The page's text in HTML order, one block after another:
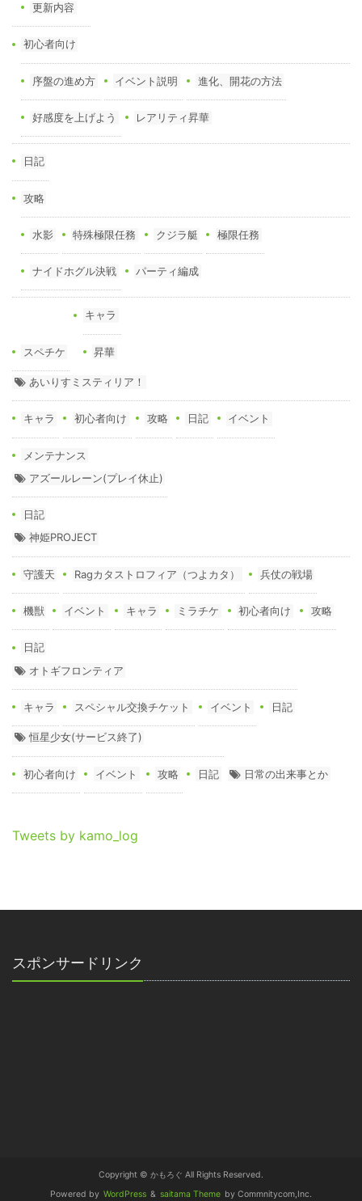
更新内容
初心者向け
序盤の進め方 イベント説明 進化、開花の方法
好感度を上げよう レアリティ昇華
日記
攻略
水影 特殊極限任務 クジラ艇 極限任務
ナイドホグル決戦 パーティ編成
スペチケ
キャラ
昇華
あいりすミスティリア！
キャラ 初心者向け 攻略 日記 イベント
メンテナンス
アズールレーン(プレイ休止)
日記
神姫PROJECT
守護天 Ragカタストロフィア（つよカタ） 兵仗の戦場
機獣 イベント キャラ ミラチケ 初心者向け 攻略
日記
オトギフロンティア
キャラ スペシャル交換チケット イベント 日記
恒星少女(サービス終了)
初心者向け イベント 攻略 日記 日常の出来事とか
Tweets by kamo_log
スポンサードリンク
Copyright © かもろぐ All Rights Reserved.
Powered by WordPress & saitama Theme by Commnitycom,Inc.